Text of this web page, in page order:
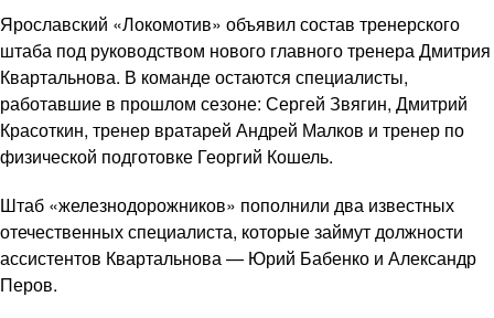
Ярославский «Локомотив» объявил состав тренерского
штаба под руководством нового главного тренера Дмитрия
Квартальнова. В команде остаются специалисты,
работавшие в прошлом сезоне: Сергей Звягин, Дмитрий
Красоткин, тренер вратарей Андрей Малков и тренер по
физической подготовке Георгий Кошель.
Штаб «железнодорожников» пополнили два известных
отечественных специалиста, которые займут должности
ассистентов Квартальнова — Юрий Бабенко и Александр
Перов.